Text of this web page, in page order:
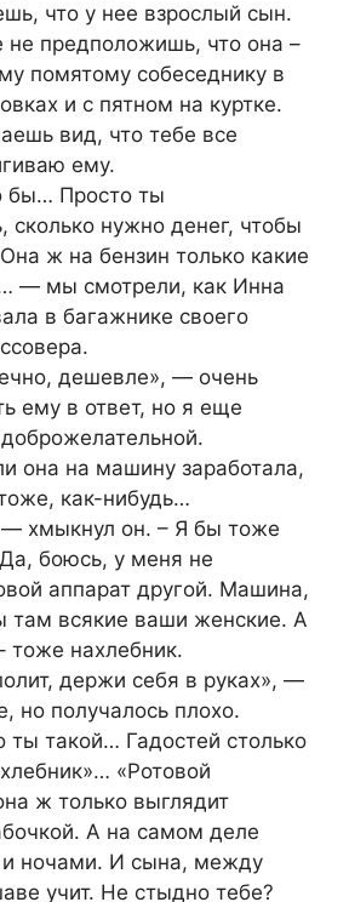
что у нее взрослый сын.
предположишь, что она –
помятому собеседнику в
и с пятном на куртке.
вид, что тебе все
ему.
бы… Просто ты
сколько нужно денег, чтобы
ж на бензин только какие
— мы смотрели, как Инна
в багажнике своего
дешевле», — очень
ему в ответ, но я еще
она на машину заработала,
как-нибудь…
хмыкнул он. – Я бы тоже
боюсь, у меня не
аппарат другой. Машина,
там всякие ваши женские. А
тоже нахлебник.
держи себя в руках», —
но получалось плохо.
такой… Гадостей столько
«Ротовой
ж только выглядит
А на самом деле
ночами. И сына, между
учит. Не стыдно тебе?